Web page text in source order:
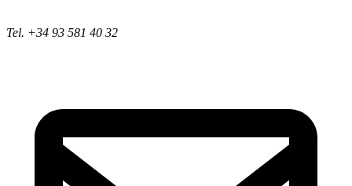
Tel. +34 93 581 40 32